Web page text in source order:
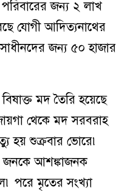
জন্য ২ লাখ
যোগী আদিত্যনাথের
জন্য ৫০ হাজার
মদ তৈরি হয়েছে
থেকে মদ সরবরাহ
হয় শুক্রবার ভোরে৷
জনকে আশঙ্কাজনক
পরে মৃতের সংখ্যা